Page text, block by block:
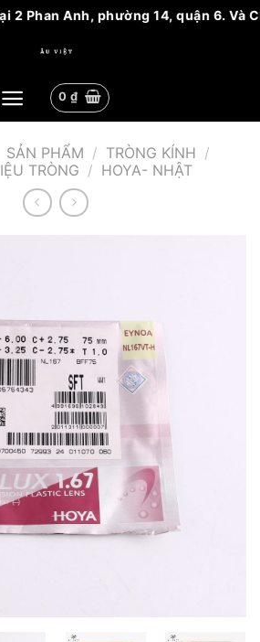
Anh, phường 14, quận 6. Và
0 ₫
SẢN PHẨM / TRÒNG KÍNH /
TRÒNG / HOYA- NHẬT